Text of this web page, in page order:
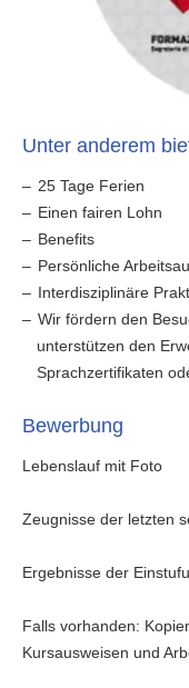
Unter anderem
25 Tage Ferien
Einen fairen Lohn
Benefits
Persönliche
Interdisziplinäre
Wir fördern den
unterstützen den
Sprachzertifikaten
Bewerbung
Lebenslauf mit Foto
Zeugnisse der letzten
Ergebnisse der
Falls vorhanden:
Kursausweisen und